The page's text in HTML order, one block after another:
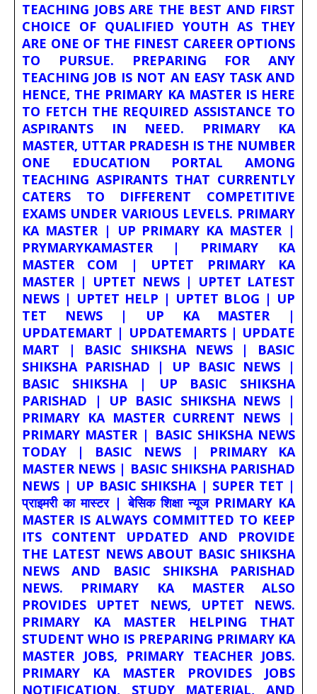
TEACHING JOBS ARE THE BEST AND FIRST
CHOICE OF QUALIFIED YOUTH AS THEY
ARE ONE OF THE FINEST CAREER OPTIONS
TO PURSUE. PREPARING FOR ANY
TEACHING JOB IS NOT AN EASY TASK AND
HENCE, THE PRIMARY KA MASTER IS HERE
TO FETCH THE REQUIRED ASSISTANCE TO
ASPIRANTS IN NEED. PRIMARY KA
MASTER, UTTAR PRADESH IS THE NUMBER
ONE EDUCATION PORTAL AMONG
TEACHING ASPIRANTS THAT CURRENTLY
CATERS TO DIFFERENT COMPETITIVE
EXAMS UNDER VARIOUS LEVELS. PRIMARY
KA MASTER | UP PRIMARY KA MASTER |
PRYMARYKAMASTER | PRIMARY KA
MASTER COM | UPTET PRIMARY KA
MASTER | UPTET NEWS | UPTET LATEST
NEWS | UPTET HELP | UPTET BLOG | UP
TET NEWS | UP KA MASTER |
UPDATEMART | UPDATEMARTS | UPDATE
MART | BASIC SHIKSHA NEWS | BASIC
SHIKSHA PARISHAD | UP BASIC NEWS |
BASIC SHIKSHA | UP BASIC SHIKSHA
PARISHAD | UP BASIC SHIKSHA NEWS |
PRIMARY KA MASTER CURRENT NEWS |
PRIMARY MASTER | BASIC SHIKSHA NEWS
TODAY | BASIC NEWS | PRIMARY KA
MASTER NEWS | BASIC SHIKSHA PARISHAD
NEWS | UP BASIC SHIKSHA | SUPER TET |
प्राइमरी का मास्टर | बेसिक शिक्षा न्यूज PRIMARY KA
MASTER IS ALWAYS COMMITTED TO KEEP
ITS CONTENT UPDATED AND PROVIDE
THE LATEST NEWS ABOUT BASIC SHIKSHA
NEWS AND BASIC SHIKSHA PARISHAD
NEWS. PRIMARY KA MASTER ALSO
PROVIDES UPTET NEWS, UPTET NEWS.
PRIMARY KA MASTER HELPING THAT
STUDENT WHO IS PREPARING PRIMARY KA
MASTER JOBS, PRIMARY TEACHER JOBS.
PRIMARY KA MASTER PROVIDES JOBS
NOTIFICATION, STUDY MATERIAL, AND